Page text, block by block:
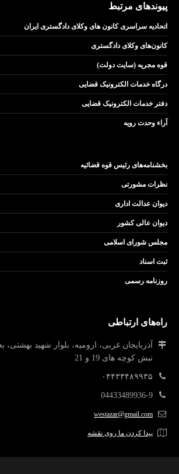
پیوندهای مرتبط
اتحادیه سراسری کانون های وکلای دادگستری ایران
کانون‌های وکلای دادگستری
قوه مجریه (سایت دولت)
درگاه خدمات الکترونیک قضایی
دفتر خدمات الکترونیک قضایی
آراء وحدت رویه
بخشنامه‌های رئیس قوه قضائیه
نظرات مشورتی
دیوان عدالت اداری
دیوان عالی کشور
مجلس شورای اسلامی
ثبت اسناد
روزنامه رسمی
راه‌های ارتباطی
آذربایجان غربی، ارومیه، بلوار شهید بهشتی،
نبش کوچه های 19 و 21
۰۴۴۳۳۴۸۹۹۳۵
04433489936-9
westazar@gmail.com
پیدا کردن ما روی نقشه